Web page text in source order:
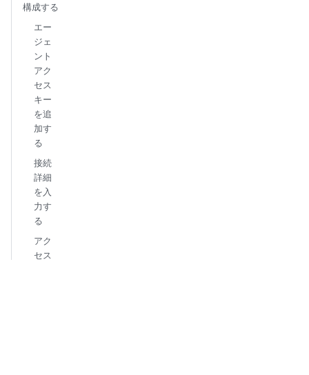
構成する
エー
ジェ
ント
アク
セス
キー
を追
加す
る
接続
詳細
を入
力す
る
アク
セス